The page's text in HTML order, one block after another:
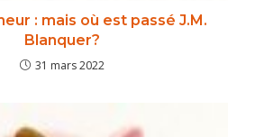
: mais où est passé J.M.
Blanquer?
31 mars 2022